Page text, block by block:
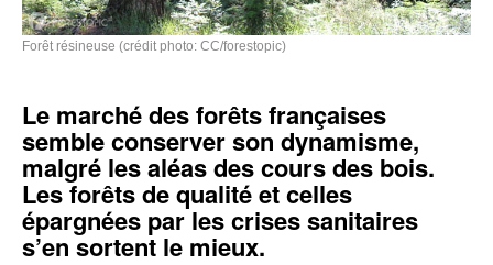
Forêt résineuse (crédit photo: CC/forestopic)
Le marché des forêts françaises
semble conserver son dynamisme,
malgré les aléas des cours des bois.
Les forêts de qualité et celles
épargnées par les crises sanitaires
s’en sortent le mieux.